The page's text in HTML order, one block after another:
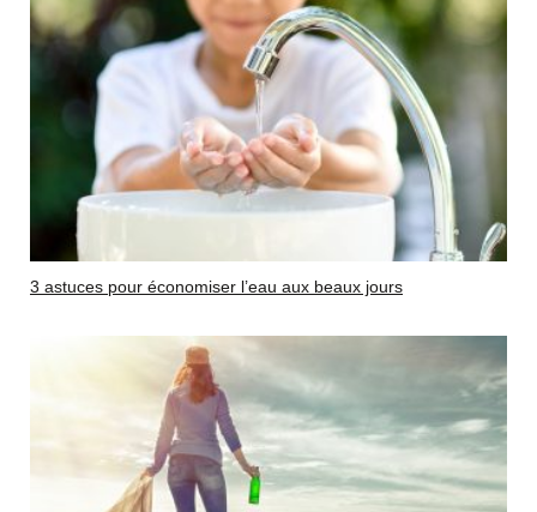
3 astuces pour économiser l’eau aux beaux jours